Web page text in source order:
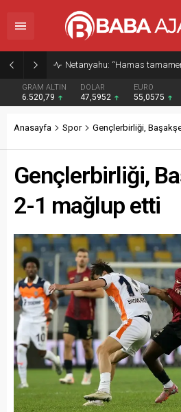
GRAM ALTIN
6.520,79
DOLAR
47,5952
EURO
55,0575
Anasayfa Spor Gençlerbirliği,
Gençlerbirliği,
2-1 mağlup etti